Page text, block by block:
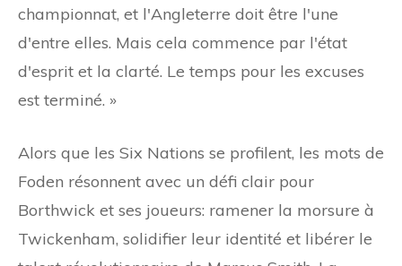
championnat, et l'Angleterre doit être l'une
d'entre elles. Mais cela commence par l'état
d'esprit et la clarté. Le temps pour les excuses
est terminé. »
Alors que les Six Nations se profilent, les mots de
Foden résonnent avec un défi clair pour
Borthwick et ses joueurs: ramener la morsure à
Twickenham, solidifier leur identité et libérer le